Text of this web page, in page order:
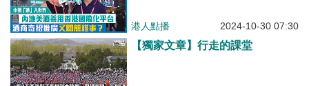
港人點播 2024-10-30 07:30
【獨家文章】行走的課堂